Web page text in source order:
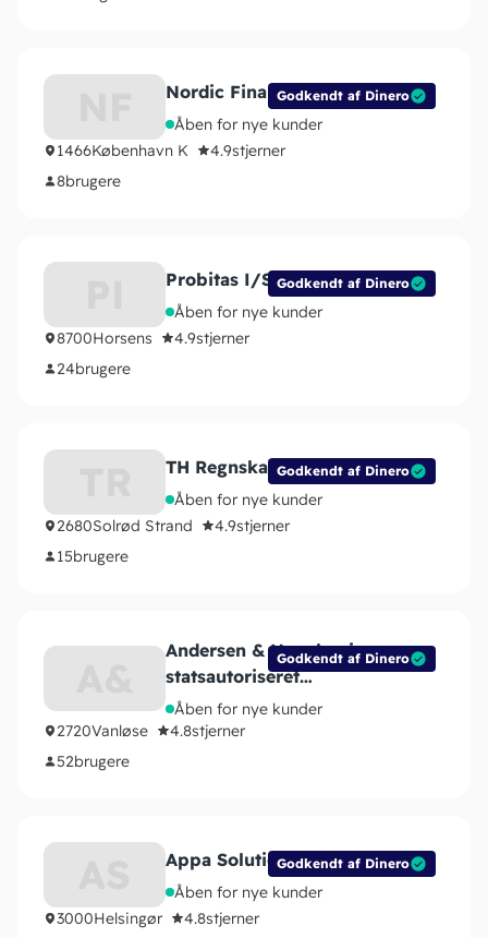
Godkendt af Dinero
Nordic Finans ApS
Åben for nye kunder
1466København K 4.9stjerner
8brugere
Godkendt af Dinero
Probitas I/S
Åben for nye kunder
8700Horsens 4.9stjerner
24brugere
Godkendt af Dinero
TH Regnskab v/Toke Hansen
Åben for nye kunder
2680Solrød Strand 4.9stjerner
15brugere
Godkendt af Dinero
Andersen & Novakovic
statsautoriseret
revisionsanpartsselskab
Åben for nye kunder
2720Vanløse 4.8stjerner
52brugere
Godkendt af Dinero
Appa Solutions
Åben for nye kunder
3000Helsingør 4.8stjerner